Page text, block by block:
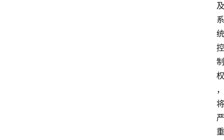
及
系
统
控
制
权
，
将
严
重